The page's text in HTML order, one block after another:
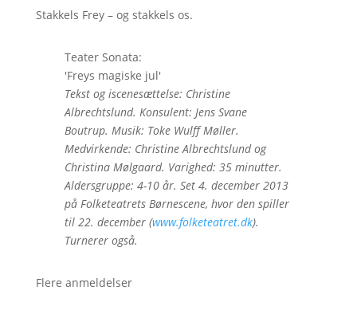
Stakkels Frey – og stakkels os.
Teater Sonata:
'Freys magiske jul'
Tekst og iscenesættelse: Christine
Albrechtslund. Konsulent: Jens Svane
Boutrup. Musik: Toke Wulff Møller.
Medvirkende: Christine Albrechtslund og
Christina Mølgaard. Varighed: 35 minutter.
Aldersgruppe: 4-10 år. Set 4. december 2013
på Folketeatrets Børnescene, hvor den spiller
til 22. december (www.folketeatret.dk).
Turnerer også.
Flere anmeldelser